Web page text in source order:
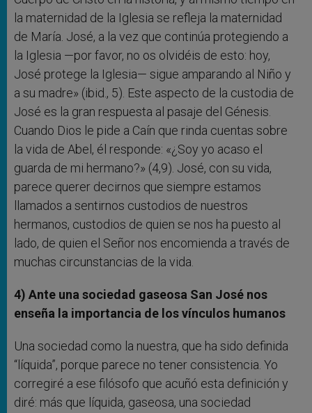
la maternidad de la Iglesia se refleja la maternidad
de María. José, a la vez que continúa protegiendo a
la Iglesia —por favor, no os olvidéis de esto: hoy,
José protege la Iglesia— sigue amparando al Niño y
a su madre» (ibid., 5). Este aspecto de la custodia de
José es la gran respuesta al pasaje del Génesis.
Cuando Dios le pide a Caín que rinda cuentas sobre
la vida de Abel, él responde: «¿Soy yo acaso el
guarda de mi hermano?» (4,9). José, con su vida,
parece querer decirnos que siempre estamos
llamados a sentirnos custodios de nuestros
hermanos, custodios de quien se nos ha puesto al
lado, de quien el Señor nos encomienda a través de
muchas circunstancias de la vida.
4) Ante una sociedad gaseosa San José nos
enseña la importancia de los vínculos humanos
Una sociedad como la nuestra, que ha sido definida
“líquida”, porque parece no tener consistencia. Yo
corregiré a ese filósofo que acuñó esta definición y
diré: más que líquida, gaseosa, una sociedad